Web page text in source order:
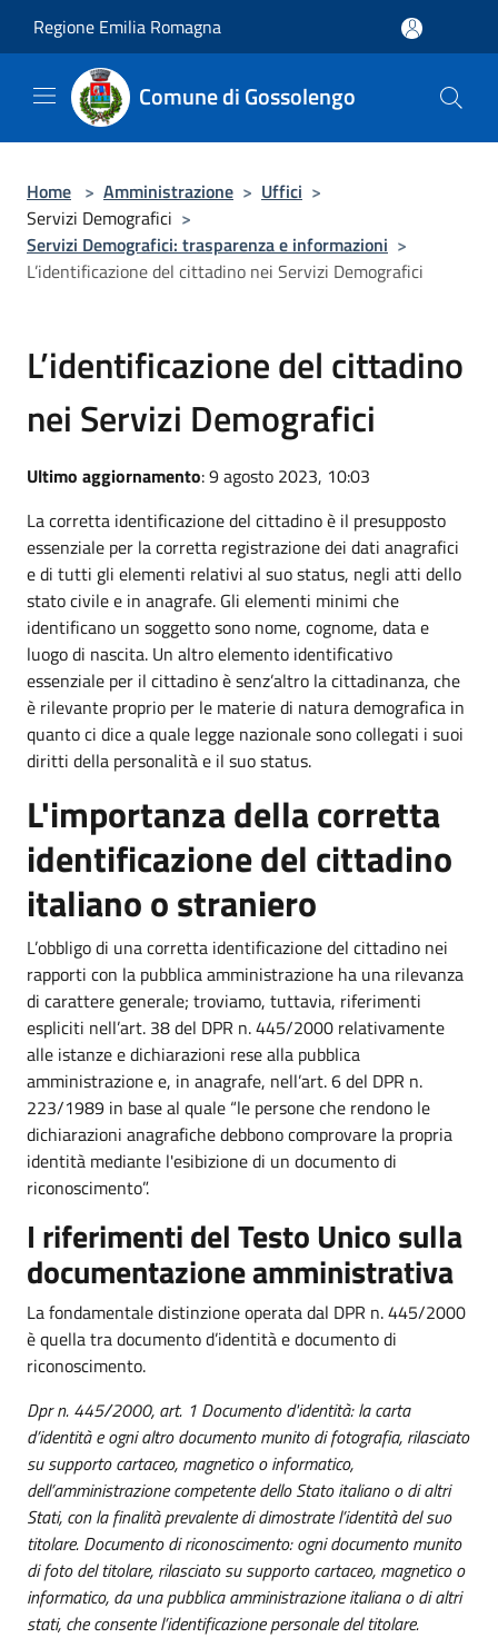
Regione Emilia Romagna
Comune di Gossolengo
Home > Amministrazione > Uffici >
Servizi Demografici >
Servizi Demografici: trasparenza e informazioni >
L’identificazione del cittadino nei Servizi Demografici
L’identificazione del cittadino
nei Servizi Demografici
Ultimo aggiornamento: 9 agosto 2023, 10:03
La corretta identificazione del cittadino è il presupposto
essenziale per la corretta registrazione dei dati anagrafici
e di tutti gli elementi relativi al suo status, negli atti dello
stato civile e in anagrafe. Gli elementi minimi che
identificano un soggetto sono nome, cognome, data e
luogo di nascita. Un altro elemento identificativo
essenziale per il cittadino è senz’altro la cittadinanza, che
è rilevante proprio per le materie di natura demografica in
quanto ci dice a quale legge nazionale sono collegati i suoi
diritti della personalità e il suo status.
L'importanza della corretta
identificazione del cittadino
italiano o straniero
L’obbligo di una corretta identificazione del cittadino nei
rapporti con la pubblica amministrazione ha una rilevanza
di carattere generale; troviamo, tuttavia, riferimenti
espliciti nell’art. 38 del DPR n. 445/2000 relativamente
alle istanze e dichiarazioni rese alla pubblica
amministrazione e, in anagrafe, nell’art. 6 del DPR n.
223/1989 in base al quale “le persone che rendono le
dichiarazioni anagrafiche debbono comprovare la propria
identità mediante l'esibizione di un documento di
riconoscimento”.
I riferimenti del Testo Unico sulla
documentazione amministrativa
La fondamentale distinzione operata dal DPR n. 445/2000
è quella tra documento d’identità e documento di
riconoscimento.
Dpr n. 445/2000, art. 1 Documento d'identità: la carta
d’identità e ogni altro documento munito di fotografia, rilasciato
su supporto cartaceo, magnetico o informatico,
dell’amministrazione competente dello Stato italiano o di altri
Stati, con la finalità prevalente di dimostrate l’identità del suo
titolare. Documento di riconoscimento: ogni documento munito
di foto del titolare, rilasciato su supporto cartaceo, magnetico o
informatico, da una pubblica amministrazione italiana o di altri
stati, che consente l’identificazione personale del titolare.